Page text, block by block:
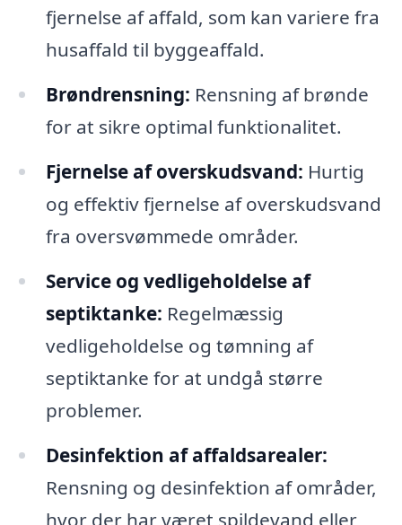
fjernelse af affald, som kan variere fra
husaffald til byggeaffald.
Brøndrensning: Rensning af brønde
for at sikre optimal funktionalitet.
Fjernelse af overskudsvand: Hurtig
og effektiv fjernelse af overskudsvand
fra oversvømmede områder.
Service og vedligeholdelse af
septiktanke: Regelmæssig
vedligeholdelse og tømning af
septiktanke for at undgå større
problemer.
Desinfektion af affaldsarealer:
Rensning og desinfektion af områder,
hvor der har været spildevand eller